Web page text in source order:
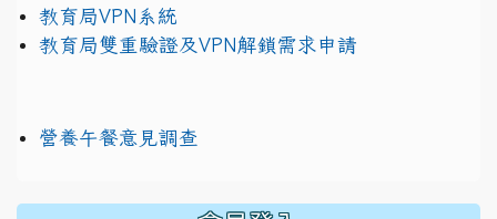
教育局VPN系統
教育局雙重驗證及VPN解鎖需求申請
營養午餐意見調查